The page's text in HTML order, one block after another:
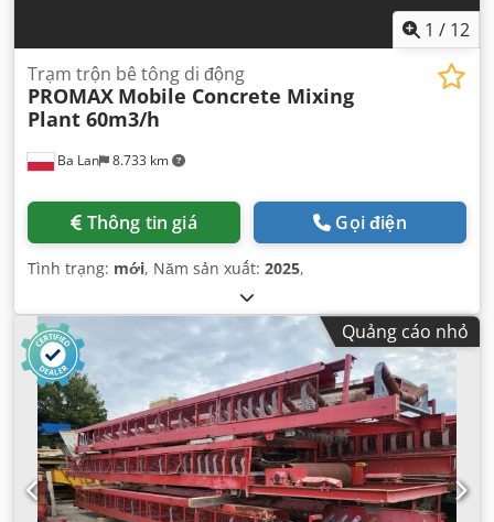
1 / 12
Ba Lan 8.733 km
Trạm trộn bê tông di động
PROMAX Mobile Concrete Mixing
Plant 60m3/h
Thông tin giá Gọi điện
Tình trạng: mới, Năm sản xuất: 2025,
Quảng cáo nhỏ